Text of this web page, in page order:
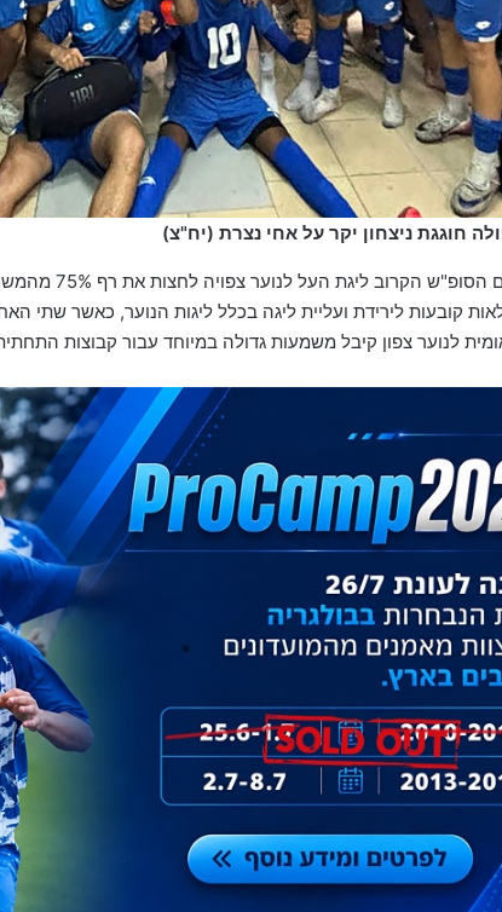
חוגגת ניצחון יקר על אחי נצרת (יח"צ)
כאשר בתום
לנוער צפון קיבל משמעות גדולה במיוחד עבור קבוצות